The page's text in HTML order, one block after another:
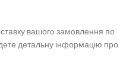
вашого замовлення по
детальну інформацію про